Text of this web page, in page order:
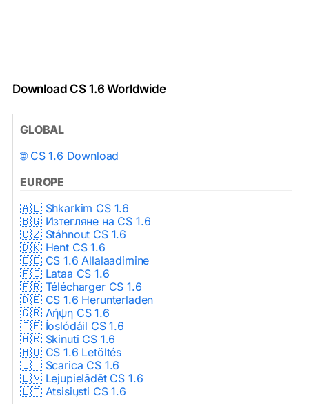
Download CS 1.6 Worldwide
GLOBAL
🌐 CS 1.6 Download
EUROPE
🇦🇱 Shkarkim CS 1.6
🇧🇬 Изтегляне на CS 1.6
🇨🇿 Stáhnout CS 1.6
🇩🇰 Hent CS 1.6
🇪🇪 CS 1.6 Allalaadimine
🇫🇮 Lataa CS 1.6
🇫🇷 Télécharger CS 1.6
🇩🇪 CS 1.6 Herunterladen
🇬🇷 Λήψη CS 1.6
🇮🇪 Íoslódáil CS 1.6
🇭🇷 Skinuti CS 1.6
🇭🇺 CS 1.6 Letöltés
🇮🇹 Scarica CS 1.6
🇱🇻 Lejupielādēt CS 1.6
🇱🇹 Atsisiųsti CS 1.6
🇳🇱 CS 1.6 Downloaden